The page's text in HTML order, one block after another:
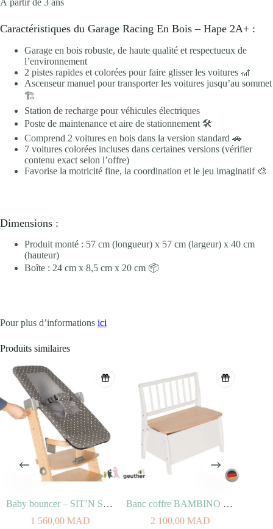
À partir de 3 ans
Caractéristiques du Garage Racing En Bois – Hape 2A+ :
Garage en bois robuste, de haute qualité et respectueux de
l’environnement
2 pistes rapides et colorées pour faire glisser les voitures 🎢
Ascenseur manuel pour transporter les voitures jusqu’au sommet
🏗️
Station de recharge pour véhicules électriques
Poste de maintenance et aire de stationnement 🛠️
Comprend 2 voitures en bois dans la version standard 🚗
7 voitures colorées incluses dans certaines versions (vérifier
contenu exact selon l’offre)
Favorise la motricité fine, la coordination et le jeu imaginatif 🎨
Dimensions :
Produit monté : 57 cm (longueur) x 57 cm (largeur) x 40 cm
(hauteur)
Boîte : 24 cm x 8,5 cm x 20 cm 📦
Pour plus d’informations ici
Produits similaires
Baby bouncer – SIT’N SLEEP
1 560,00MAD
Banc coffre BAMBINO Blanc Naturel
2 100,00MAD